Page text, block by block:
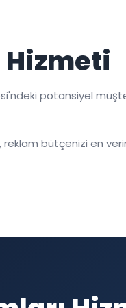
Hizmeti
potansiyel
bütçenizi en